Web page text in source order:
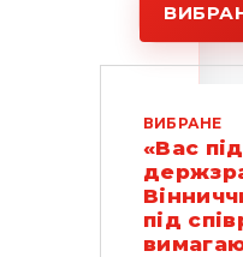
ВИБРАНЕ
«Вас
під